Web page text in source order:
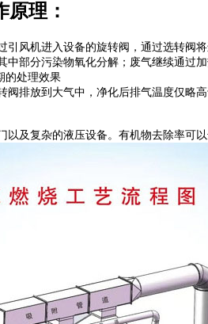
理：
风机进入设备的旋转阀，通过选转
部分污染物氧化分解；废气继续通
的处理效果
排放到大气中，净化后排气温度仅略
及复杂的液压设备。有机物去除率可以